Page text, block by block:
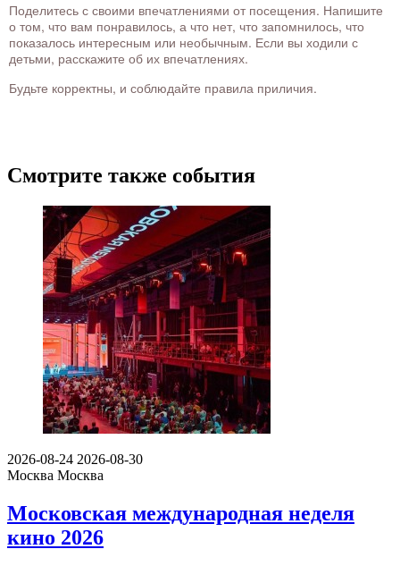
Поделитесь с своими впечатлениями от посещения. Напишите
о том, что вам понравилось, а что нет, что запомнилось, что
показалось интересным или необычным. Если вы ходили с
детьми, расскажите об их впечатлениях.
Будьте корректны, и соблюдайте правила приличия.
Смотрите также события
2026-08-24 2026-08-30
Москва Москва
Московская международная неделя
кино 2026